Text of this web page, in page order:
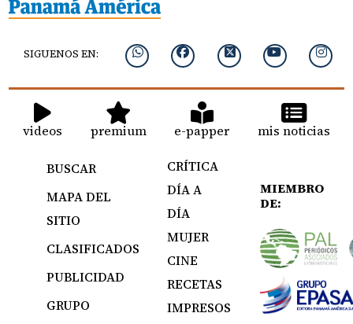
SIGUENOS EN:
videos premium e-papper mis noticias
BUSCAR
MAPA DEL
SITIO
CLASIFICADOS
PUBLICIDAD
GRUPO
CRÍTICA
DÍA A
DÍA
MUJER
CINE
RECETAS
IMPRESOS
MIEMBRO
DE: